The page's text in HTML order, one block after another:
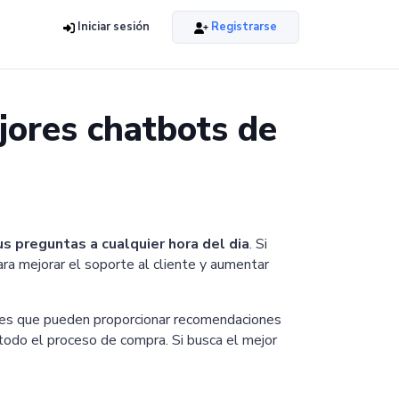
Iniciar sesión Registrarse
chatbots de
preguntas a cualquier hora del dia. Si
mejorar el soporte al cliente y aumentar
pueden proporcionar recomendaciones
el proceso de compra. Si busca el mejor